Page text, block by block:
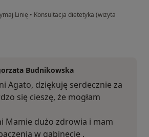
Linię • Konsultacja dietetyka (wizyta
A
Budnikowska
Agato, dziękuję serdecznie za
się cieszę, że mogłam
Mamie dużo zdrowia i mam
w gabinecie .